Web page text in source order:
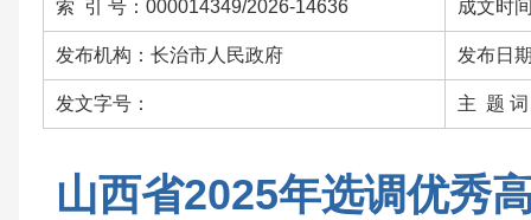
索 引 号：000014349/2026-14636 成文时
发布机构：长治市人民政府 发布日
发文字号： 主 题 词
山西省2025年选调优秀